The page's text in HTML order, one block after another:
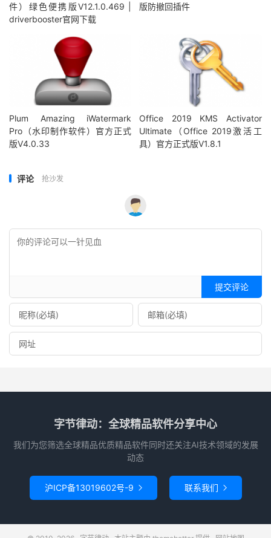
件）绿色便携版V12.1.0.469 |
driverbooster官网下载
版防撤回插件
Plum Amazing iWatermark
Pro（水印制作软件）官方正式
版V4.0.33
Office 2019 KMS Activator
Ultimate（Office 2019激活工
具）官方正式版V1.8.1
评论 抢沙发
提交评论
字节律动：全球精品软件分享中心
我们为您筛选全球精品优质精品软件同时还关注AI技术领域的发展
动态
沪ICP备13019602号-9  联系我们 